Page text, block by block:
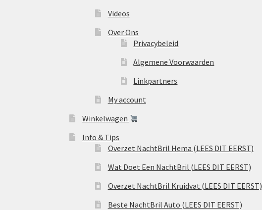
Videos
Over Ons
Privacybeleid
Algemene Voorwaarden
Linkpartners
My account
Winkelwagen
Info & Tips
Overzet NachtBril Hema (LEES DIT EERST)
Wat Doet Een NachtBril (LEES DIT EERST)
Overzet NachtBril Kruidvat (LEES DIT EERST)
Beste NachtBril Auto (LEES DIT EERST)